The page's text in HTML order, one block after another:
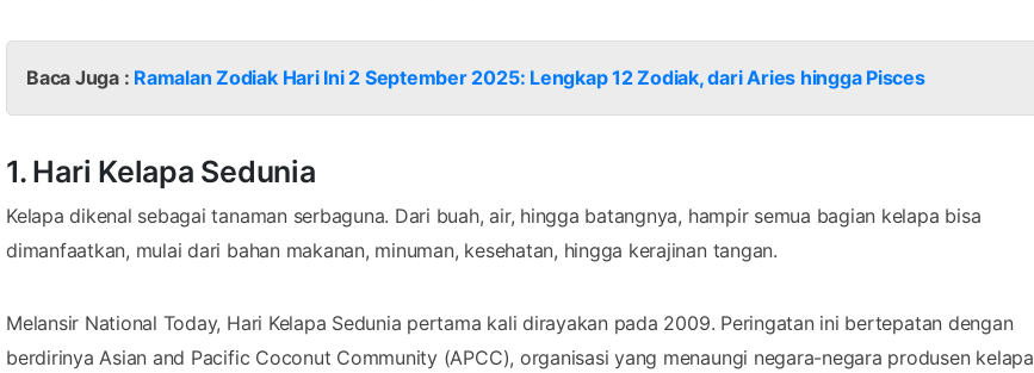
Baca Juga : Ramalan Zodiak Hari Ini 2 September 2025: Lengkap 12 Zodiak, dari Aries hingga Pisces
1. Hari Kelapa Sedunia
Kelapa dikenal sebagai tanaman serbaguna. Dari buah, air, hingga batangnya, hampir semua bagian kelapa bisa
dimanfaatkan, mulai dari bahan makanan, minuman, kesehatan, hingga kerajinan tangan.
Melansir National Today, Hari Kelapa Sedunia pertama kali dirayakan pada 2009. Peringatan ini bertepatan dengan
berdirinya Asian and Pacific Coconut Community (APCC), organisasi yang menaungi negara-negara produsen kelapa